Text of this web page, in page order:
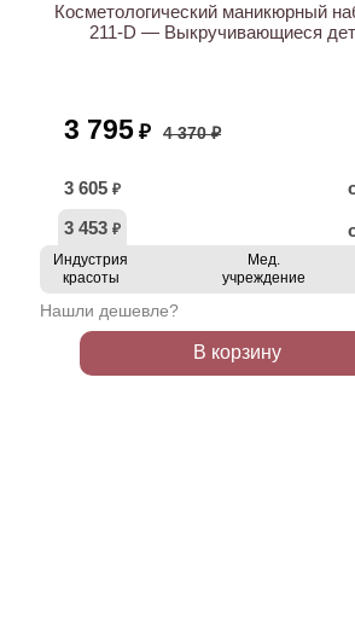
Косметологический маникюрный
211-D — Выкручивающиеся
3 795 ₽ 4 370 ₽
3 605 ₽
3 453 ₽
Индустрия
красоты
Мед.
учреждение
Нашли дешевле?
В корзину